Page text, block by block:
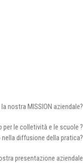
nostra MISSION aziendale?
le colletività e le scuole ?
diffusione della pratica?
presentazione aziendale